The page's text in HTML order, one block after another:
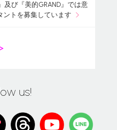
及び『美的GRAND』では意
ントを募集しています
us!